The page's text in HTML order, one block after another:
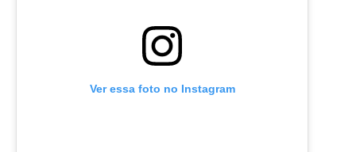
Ver essa foto no Instagram